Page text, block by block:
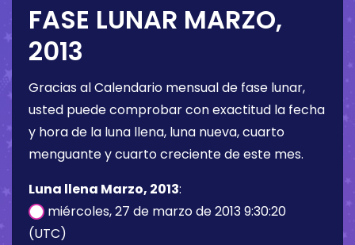
FASE LUNAR MARZO,
2013
Gracias al Calendario mensual de fase lunar,
usted puede comprobar con exactitud la fecha
y hora de la luna llena, luna nueva, cuarto
menguante y cuarto creciente de este mes.
Luna llena Marzo, 2013:
miércoles, 27 de marzo de 2013 9:30:20
(UTC)